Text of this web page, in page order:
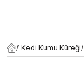
/ Kedi Kumu Küreği/